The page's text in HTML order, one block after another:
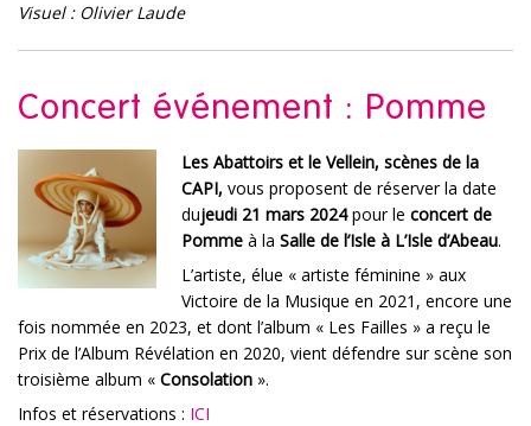
Visuel : Olivier Laude
Concert événement : Pomme
Les Abattoirs et le Vellein, scènes de la
CAPI, vous proposent de réserver la date
dujeudi 21 mars 2024pour leconcert de
Pomme à laSalle de l’Isle à L’Isle d’Abeau.
L’artiste, élue « artiste féminine » aux
Victoire de la Musique en 2021, encore une
fois nommée en 2023, et dont l’album « Les Failles » a reçu le
Prix de l’Album Révélation en 2020, vient défendre sur scène son
troisième album « Consolation ».
Infos et réservations : ICI